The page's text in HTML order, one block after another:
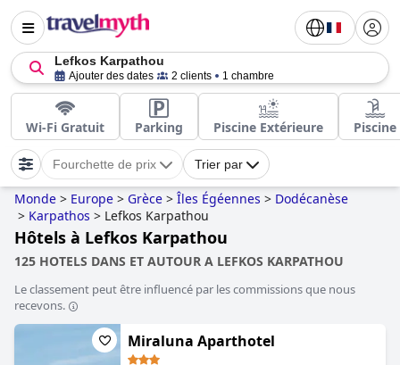
Lefkos Karpathou
Ajouter des dates 2 clients 1 chambre
Wi-Fi Gratuit Parking Piscine Extérieure Piscine
Fourchette de prix Trier par
Monde > Europe > Grèce > Îles Égéennes > Dodécanèse
> Karpathos > Lefkos Karpathou
Hôtels à Lefkos Karpathou
125 HOTELS DANS ET AUTOUR A LEFKOS KARPATHOU
Le classement peut être influencé par les commissions que nous
recevons.
Miraluna Aparthotel